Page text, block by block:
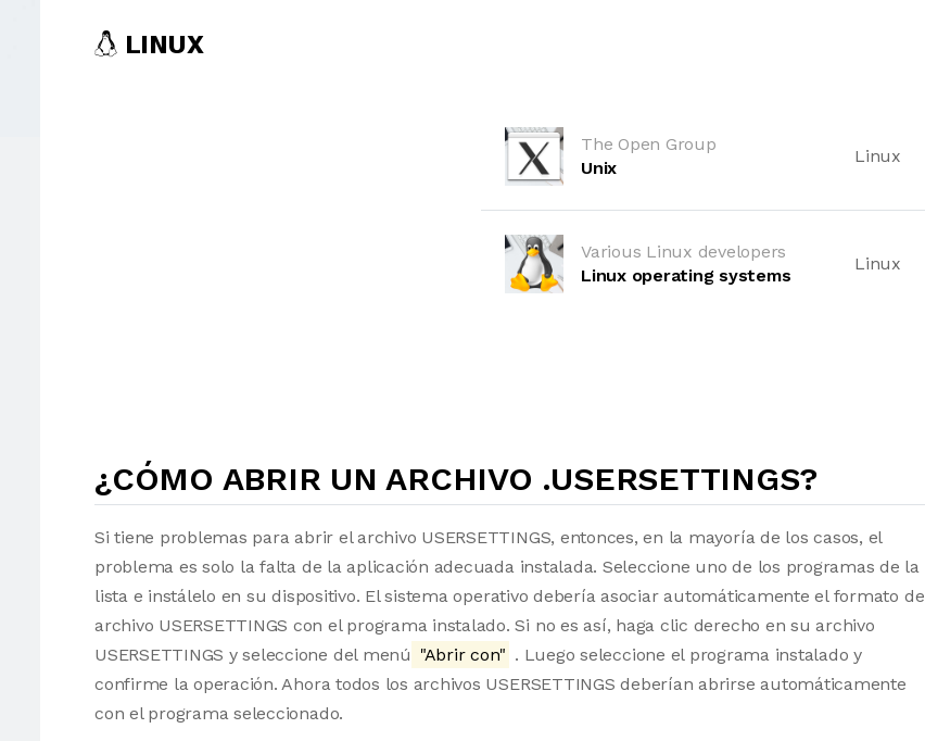
LINUX
The Open Group
Unix
Linux
Various Linux developers
Linux operating systems
Linux
¿CÓMO ABRIR UN ARCHIVO .USERSETTINGS?
Si tiene problemas para abrir el archivo USERSETTINGS, entonces, en la mayoría de los casos, el
problema es solo la falta de la aplicación adecuada instalada. Seleccione uno de los programas de la
lista e instálelo en su dispositivo. El sistema operativo debería asociar automáticamente el formato de
archivo USERSETTINGS con el programa instalado. Si no es así, haga clic derecho en su archivo
USERSETTINGS y seleccione del menú "Abrir con" . Luego seleccione el programa instalado y
confirme la operación. Ahora todos los archivos USERSETTINGS deberían abrirse automáticamente
con el programa seleccionado.